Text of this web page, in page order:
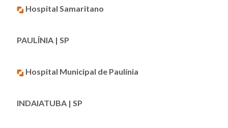
Hospital Samaritano
PAULÍNIA | SP
Hospital Municipal de Paulínia
INDAIATUBA | SP